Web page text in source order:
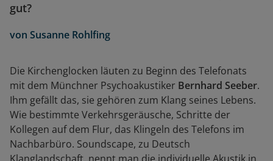
gut?
von Susanne Rohlfing
Die Kirchenglocken läuten zu Beginn des Telefonats
mit dem Münchner Psychoakustiker Bernhard Seeber.
Ihm gefällt das, sie gehören zum Klang seines Lebens.
Wie bestimmte Verkehrsgeräusche, Schritte der
Kollegen auf dem Flur, das Klingeln des Telefons im
Nachbarbüro. Soundscape, zu Deutsch